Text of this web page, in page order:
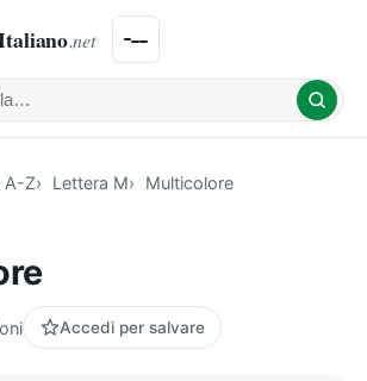
.net
A-Z Lettera M Multicolore
Accedi per salvare